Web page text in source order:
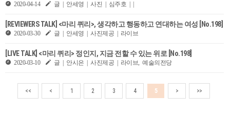
2020-04-14 글 | 안세영 | 사진 | 심주호 | |
[REVIEWERS TALK] <마리 퀴리>, 생각하고 행동하고 연대하는 여성 [No.198]
2020-03-30 글 | 안세영 | 사진제공 | 라이브
[LIVE TALK] <마리 퀴리> 정인지, 지금 전할 수 있는 위로 [No.198]
2020-03-10 글 | 안시은 | 사진제공 | 라이브, 예술의전당
<< < 1 2 3 4 5 > >>